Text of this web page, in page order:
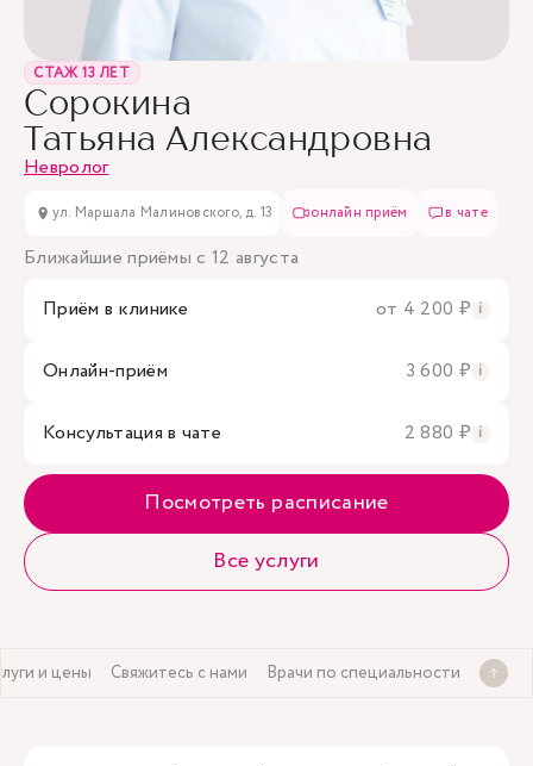
СТАЖ 13 ЛЕТ
Сорокина
Татьяна Александровна
Невролог
ул. Маршала Малиновского, д. 13 онлайн приём в чате
Ближайшие приёмы с 12 августа
Приём в клинике
от 4 200 ₽ i
Онлайн-приём 3 600 ₽ i
Консультация в чате 2 880 ₽ i
Посмотреть расписание
Все услуги
и цены Свяжитесь с нами Врачи по специальности